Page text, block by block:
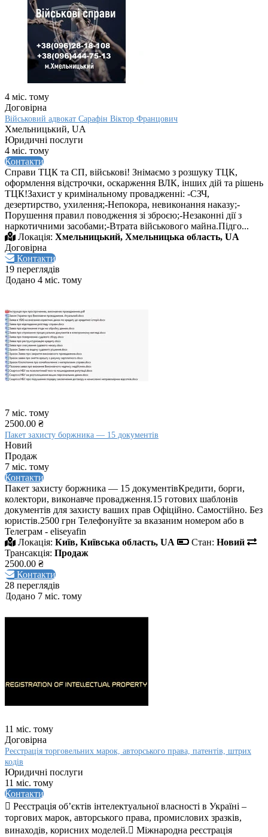
4 міс. тому
Договірна
Військовий адвокат Сарафін Віктор Францович
Хмельницький, UA
Юридичні послуги
4 міс. тому
Контакти
Справи ТЦК та СП, військові! Знімаємо з розшуку ТЦК,
оформлення відстрочки, оскарження ВЛК, інших дій та рішень
ТЦК!Захист у кримінальному провадженні: -СЗЧ,
дезертирство, ухилення;-Непокора, невиконання наказу;-
Порушення правил поводження зі зброєю;-Незаконні дії з
наркотичними засобами;-Втрата військового майна.Підго...
Локація: Хмельницький, Хмельницька область, UA
Договірна
Контакти
19 переглядів
Додано 4 міс. тому
7 міс. тому
2500.00 ₴
Пакет захисту боржника — 15 документів
Новий
Продаж
7 міс. тому
Контакти
Пакет захисту боржника — 15 документівКредити, борги,
колектори, виконавче провадження.15 готових шаблонів
документів для захисту ваших прав Офіційно. Самостійно. Без
юристів.2500 грн Телефонуйте за вказаним номером або в
Телеграм - eliseyafin
Локація: Київ, Київська область, UA Стан: Новий
Трансакція: Продаж
2500.00 ₴
Контакти
28 переглядів
Додано 7 міс. тому
11 міс. тому
Договірна
Реєстрація торговельних марок, авторського права, патентів, штрих
кодів
Юридичні послуги
11 міс. тому
Контакти
 Реєстрація об’єктів інтелектуальної власності в Україні –
торгових марок, авторського права, промислових зразків,
винаходів, корисних моделей. Міжнародна реєстрація